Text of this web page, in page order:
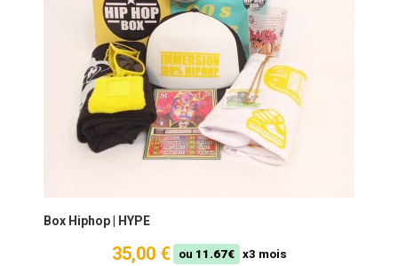
Box Hiphop | HYPE
35,00 € ou 11.67€ x3 mois